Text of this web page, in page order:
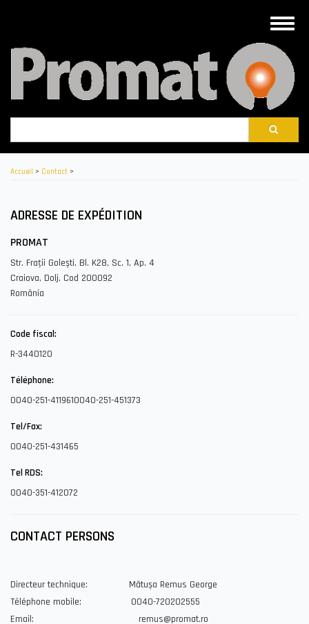
principal
Toggle
Accueil > Contact >
ADRESSE DE EXPÉDITION
PROMAT
Str. Fraţii Goleşti, Bl. K28, Sc. 1, Ap. 4
Craiova, Dolj, Cod 200092
România
Code fiscal:
R-3440120
Téléphone:
0040-251-4119610040-251-451373
Tel/Fax:
0040-251-431465
Tel RDS:
0040-351-412072
CONTACT PERSONS
Directeur technique: Mătușa Remus George
Téléphone mobile: 0040-720202555
Email: remus@promat.ro